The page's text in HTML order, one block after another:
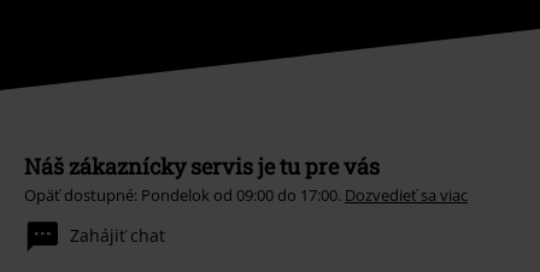
Náš zákaznícky servis je tu pre vás
Opäť dostupné: Pondelok od 09:00 do 17:00. Dozvedieť sa viac
Zahájiť chat